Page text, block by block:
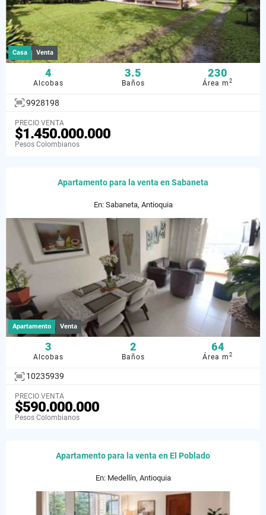
Casa Venta
4
Alcobas
3.5
Baños
230
Área m2
9928198
PRECIO VENTA
$1.450.000.000
Pesos Colombianos
Apartamento para la venta en Sabaneta
En: Sabaneta, Antioquia
Apartamento Venta
3
Alcobas
2
Baños
64
Área m2
10235939
PRECIO VENTA
$590.000.000
Pesos Colombianos
Apartamento para la venta en El Poblado
En: Medellín, Antioquia